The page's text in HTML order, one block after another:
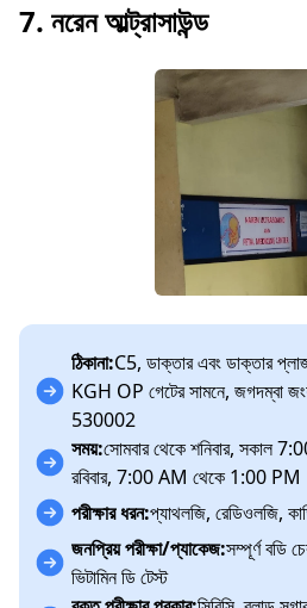
7. নরেন আল্ট্রাসাউন্ড
ঠিকানা:C5, ডাক্তার এবং ডাক্তার
KGH OP গেটের সামনে, জগদম্বা
530002
সময়:সোমবার থেকে শনিবার, সকাল
রবিবার, 7:00 AM থেকে 1:00 PM
পরীক্ষার ধরন:প্যাথলজি, রেডিওলজি,
জনপ্রিয় পরীক্ষা/প্যাকেজ:সম্পূর্ণ বডি
ভিটামিন ডি টেস্ট